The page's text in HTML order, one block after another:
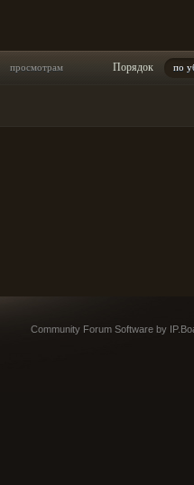
просмотрам Порядок по
Community Forum Software by